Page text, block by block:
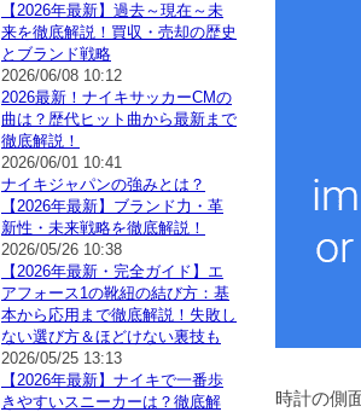
時計の側
【2026年最新】過去～現在～未
来を徹底解説！買収・売却の歴史
とブランド戦略
2026/06/08 10:12
2026最新！ナイキサッカーCMの
曲は？歴代ヒット曲から最新まで
徹底解説！
2026/06/01 10:41
ナイキジャパンの強みとは？
【2026年最新】ブランド力・革
新性・未来戦略を徹底解説！
2026/05/26 10:38
【2026年最新・完全ガイド】エ
アフォース1の靴紐の結び方：基
本から応用まで徹底解説！失敗し
ない選び方＆ほどけない裏技も
2026/05/25 13:13
【2026年最新】ナイキで一番歩
きやすいスニーカーは？徹底解